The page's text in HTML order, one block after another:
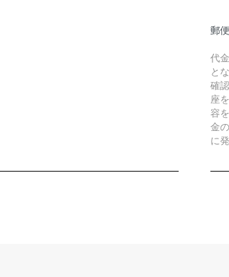
郵
代
と
確
座
容
金
に